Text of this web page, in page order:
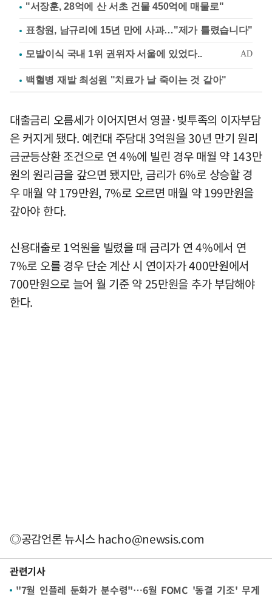
"서장훈, 28억에 산 서초 건물 450억에 매물로"
표창원, 남규리에 15년 만에 사과…"제가 틀렸습니다"
백혈병 재발 최성원 "치료가 날 죽이는 것 같아"
대출금리 오름세가 이어지면서 영끌·빚투족의 이자부담
은 커지게 됐다. 예컨대 주담대 3억원을 30년 만기 원리
금균등상환 조건으로 연 4%에 빌린 경우 매월 약 143만
원의 원리금을 갚으면 됐지만, 금리가 6%로 상승할 경
우 매월 약 179만원, 7%로 오르면 매월 약 199만원을
갚아야 한다.
신용대출로 1억원을 빌렸을 때 금리가 연 4%에서 연
7%로 오를 경우 단순 계산 시 연이자가 400만원에서
700만원으로 늘어 월 기준 약 25만원을 추가 부담해야
한다.
◎공감언론 뉴시스hacho@newsis.com
관련기사
"7월 인플레 둔화가 분수령"…6월 FOMC '동결 기조' 무게